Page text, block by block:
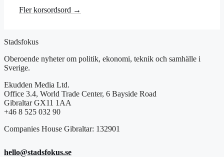
Fler korsordsord →
Stadsfokus
Oberoende nyheter om politik, ekonomi, teknik och samhälle i
Sverige.
Ekudden Media Ltd.
Office 3.4, World Trade Center, 6 Bayside Road
Gibraltar GX11 1AA
+46 8 525 032 90
Companies House Gibraltar: 132901
hello@stadsfokus.se